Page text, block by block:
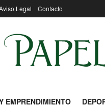
Legal Contacto
EMPRENDIMIENTO